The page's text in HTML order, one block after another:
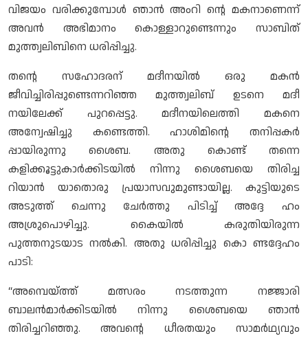
വിജയം വരിക്കുമ്പോള്‍ ഞാന്‍ അംറി ന്റെ മകനാണെന്ന്
അവന്‍ അഭിമാനം കൊള്ളാറുണ്ടെന്നും സാബിത്
മുത്ത്വലിബിനെ ധരിപ്പിച്ചു.
തന്റെ സഹോദരന് മദീനയില്‍ ഒരു മകന്‍
ജീവിച്ചിരിപ്പുണ്ടെന്നറിഞ്ഞ മുത്ത്വലിബ് ഉടനെ മദീ
നയിലേക്ക് പുറപ്പെട്ടു. മദീനയിലെത്തി മകനെ
അന്വേഷിച്ചു കണ്ടെത്തി. ഹാശിമിന്റെ തനിപ്പകര്‍
പ്പായിരുന്നു ശൈബ. അതു കൊണ്ട് തന്നെ
കളിക്കൂട്ടുകാര്‍ക്കിടയില്‍ നിന്നു ശൈബയെ തിരിച്ച
റിയാന്‍ യാതൊരു പ്രയാസവുമുണ്ടായില്ല. കുട്ടിയുടെ
അടുത്ത് ചെന്നു ചേര്‍ത്തു പിടിച്ച് അദ്ദേ ഹം
അശ്രുപൊഴിച്ചു. കൈയില്‍ കരുതിയിരുന്ന
പുത്തനുടയാട നല്‍കി. അതു ധരിപ്പിച്ചു കൊ ണ്ടദ്ദേഹം
പാടി:
“അമ്പെയ്ത്ത് മത്സരം നടത്തുന്ന നജ്ജാരി
ബാലന്‍മാര്‍ക്കിടയില്‍ നിന്നു ശൈബയെ ഞാന്‍
തിരിച്ചറിഞ്ഞു. അവന്റെ ധീരതയും സാമര്‍ഥ്യവും